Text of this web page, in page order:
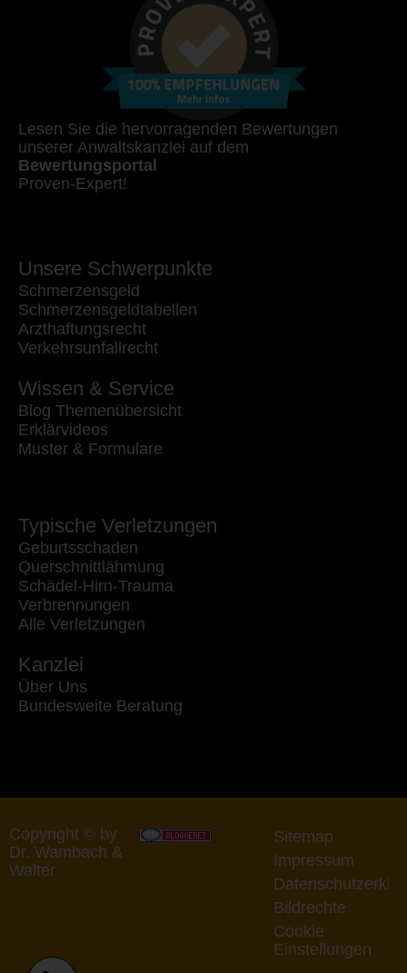
Lesen Sie die hervorragenden Bewertungen
unserer Anwaltskanzlei auf dem
Bewertungsportal
Proven-Expert!
Unsere Schwerpunkte
Schmerzensgeld
Schmerzensgeldtabellen
Arzthaftungsrecht
Verkehrsunfallrecht
Wissen & Service
Blog Themenübersicht
Erklärvideos
Muster & Formulare
Typische Verletzungen
Geburtsschaden
Querschnittlähmung
Schädel-Hirn-Trauma
Verbrennungen
Alle Verletzungen
Kanzlei
Über Uns
Bundesweite Beratung
Copyright © by
Dr. Wambach &
Walter
Sitemap
Impressum
Bildrechte
Cookie
Einstellungen